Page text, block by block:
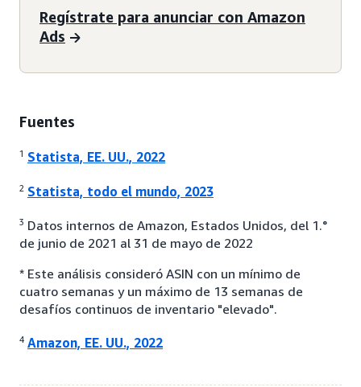
Regístrate para anunciar con Amazon
Ads
Fuentes
1 Statista, EE. UU., 2022
2 Statista, todo el mundo, 2023
3 Datos internos de Amazon, Estados Unidos, del 1.°
de junio de 2021 al 31 de mayo de 2022
* Este análisis consideró ASIN con un mínimo de
cuatro semanas y un máximo de 13 semanas de
desafíos continuos de inventario "elevado".
4 Amazon, EE. UU., 2022